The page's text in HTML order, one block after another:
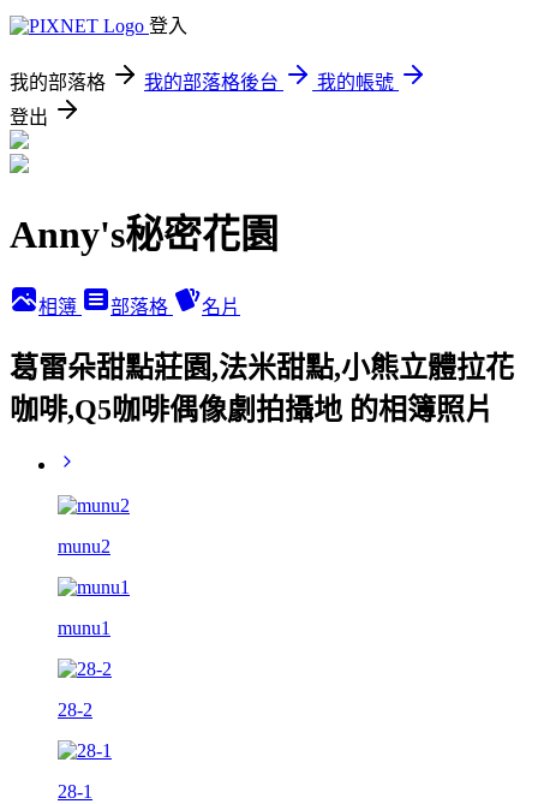
登入
我的部落格 我的部落格後台
我的帳號
登出
Anny's秘密花園
相簿 部落格 名片
葛雷朵甜點莊園,法米甜點,小熊立體拉花
咖啡,Q5咖啡偶像劇拍攝地 的相簿照片
munu2
munu1
28-2
28-1